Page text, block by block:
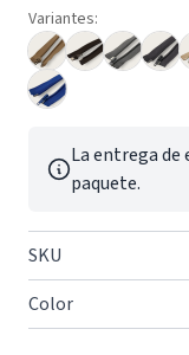
Variantes:
La entrega
paquete.
SKU
Color